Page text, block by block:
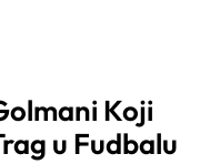
Koji
u Fudbalu